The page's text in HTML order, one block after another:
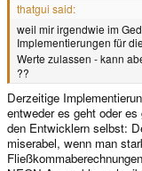
thatgui said:
weil mir irgendwie im
Implementierungen für
Werte zulassen - kann
??
Derzeitige
entweder es geht oder
den Entwicklern selbst:
miserabel, wenn man